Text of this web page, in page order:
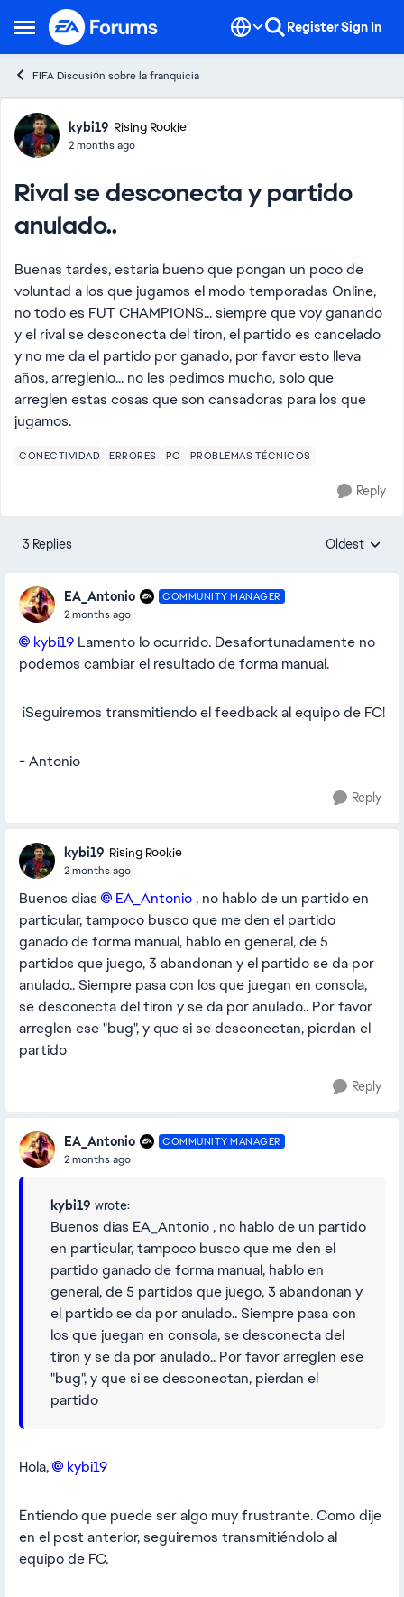
Open Side Menu
Skip to content RegisterSign In
FIFA Discusión sobre la franquicia
Forum Discussion
kybi19 Rising Rookie
2 months ago
Rival se desconecta y partido
anulado..
Buenas tardes, estaria bueno que pongan un poco de
voluntad a los que jugamos el modo temporadas Online,
no todo es FUT CHAMPIONS... siempre que voy ganando
y el rival se desconecta del tiron, el partido es cancelado
y no me da el partido por ganado, por favor esto lleva
años, arreglenlo... no les pedimos mucho, solo que
arreglen estas cosas que son cansadoras para los que
jugamos.
CONECTIVIDAD ERRORES PC PROBLEMAS TÉCNICOS
Reply
3 Replies Replies
Oldest
EA_Antonio COMMUNITY MANAGER
2 months ago
kybi19​ Lamento lo ocurrido. Desafortunadamente no
podemos cambiar el resultado de forma manual.
¡Seguiremos transmitiendo el feedback al equipo de FC!
- Antonio
Reply
kybi19 Rising Rookie
2 months ago
Buenos dias EA_Antonio​, no hablo de un partido en
particular, tampoco busco que me den el partido
ganado de forma manual, hablo en general, de 5
partidos que juego, 3 abandonan y el partido se da por
anulado.. Siempre pasa con los que juegan en consola,
se desconecta del tiron y se da por anulado.. Por favor
arreglen ese "bug", y que si se desconectan, pierdan el
partido
Reply
EA_Antonio COMMUNITY MANAGER
2 months ago
kybi19 wrote:
Buenos dias EA_Antonio​ , no hablo de un partido
en particular, tampoco busco que me den el
partido ganado de forma manual, hablo en
general, de 5 partidos que juego, 3 abandonan y
el partido se da por anulado.. Siempre pasa con
los que juegan en consola, se desconecta del
tiron y se da por anulado.. Por favor arreglen ese
"bug", y que si se desconectan, pierdan el
partido
Hola, kybi19​
Entiendo que puede ser algo muy frustrante. Como dije
en el post anterior, seguiremos transmitiéndolo al
equipo de FC.